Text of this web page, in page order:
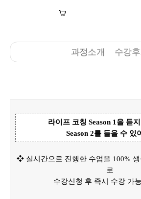
과정소개 수강후
라이프 코칭 Season 1을 듣
Season 2를 들을 수 있
❖ 실시간으로 진행한 수업을 100%
로
수강신청 후 즉시 수강 가